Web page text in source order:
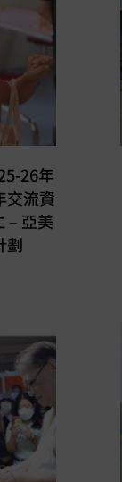
26年
交流資
– 亞美
劃